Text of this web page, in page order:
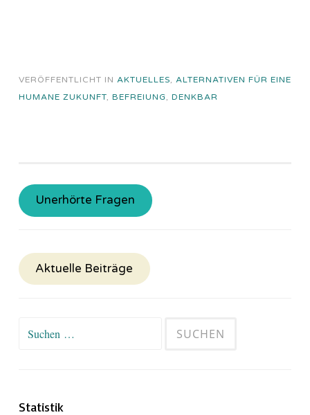
VERÖFFENTLICHT IN AKTUELLES, ALTERNATIVEN FÜR EINE
HUMANE ZUKUNFT, BEFREIUNG, DENKBAR
Unerhörte Fragen
Aktuelle Beiträge
Suchen
Statistik